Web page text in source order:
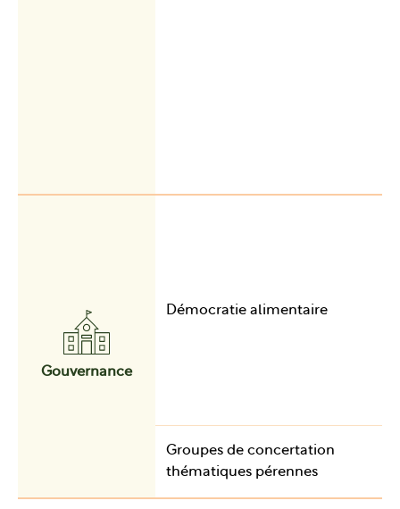
Gouvernance
Démocratie alimentaire
Groupes de concertation
thématiques pérennes